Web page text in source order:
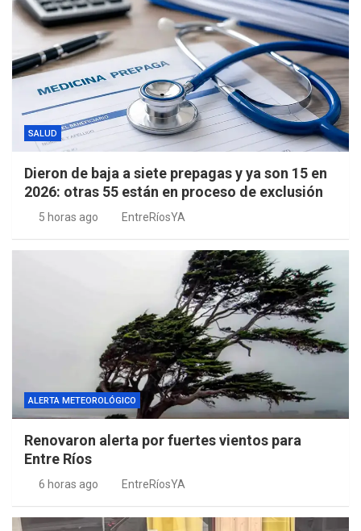
SALUD
Dieron de baja a siete prepagas y ya son 15 en
2026: otras 55 están en proceso de exclusión
5 horas ago EntreRíosYA
ALERTA METEOROLÓGICO
Renovaron alerta por fuertes vientos para
Entre Ríos
6 horas ago EntreRíosYA